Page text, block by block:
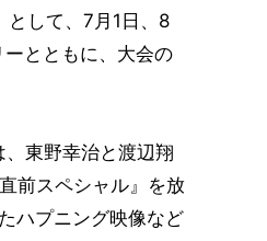
として、7月1日、8
とともに、大会の
東野幸治と渡辺翔
前スペシャル』を放
ハプニング映像など